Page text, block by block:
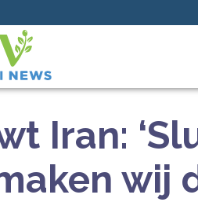
Iran:
wij